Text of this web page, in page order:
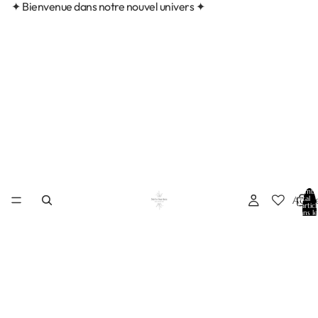
✦ Bienvenue dans notre nouvel univers ✦
total
dans le